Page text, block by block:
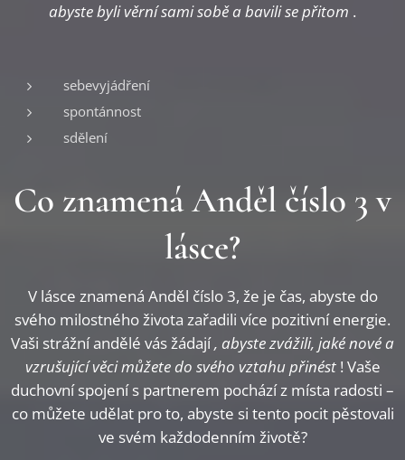
abyste byli věrní sami sobě a bavili se přitom .
sebevyjádření
spontánnost
sdělení
Co znamená Anděl číslo 3 v
lásce?
V lásce znamená Anděl číslo 3, že je čas, abyste do
svého milostného života zařadili více pozitivní energie.
Vaši strážní andělé vás žádají, abyste zvážili, jaké nové a
vzrušující věci můžete do svého vztahu přinést! Vaše
duchovní spojení s partnerem pochází z místa radosti –
co můžete udělat pro to, abyste si tento pocit pěstovali
ve svém každodenním životě?